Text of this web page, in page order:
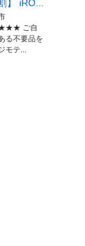
】 iRO...
ご自
る不要品を
モテ...